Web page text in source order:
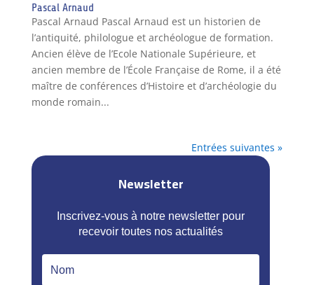
Pascal Arnaud
Pascal Arnaud Pascal Arnaud est un historien de
l’antiquité, philologue et archéologue de formation.
Ancien élève de l’Ecole Nationale Supérieure, et
ancien membre de l’École Française de Rome, il a été
maître de conférences d’Histoire et d’archéologie du
monde romain...
Entrées suivantes »
Newsletter
Inscrivez-vous à notre newsletter pour
recevoir toutes nos actualités